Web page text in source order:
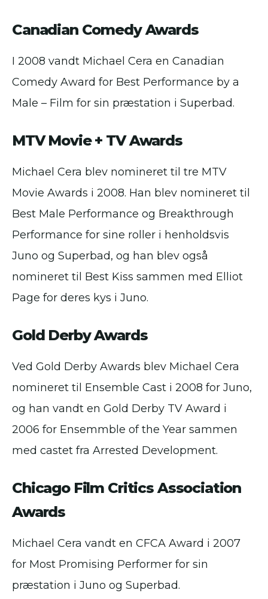
Canadian Comedy Awards
I 2008 vandt Michael Cera en Canadian
Comedy Award for Best Performance by a
Male – Film for sin præstation i Superbad.
MTV Movie + TV Awards
Michael Cera blev nomineret til tre MTV
Movie Awards i 2008. Han blev nomineret til
Best Male Performance og Breakthrough
Performance for sine roller i henholdsvis
Juno og Superbad, og han blev også
nomineret til Best Kiss sammen med Elliot
Page for deres kys i Juno.
Gold Derby Awards
Ved Gold Derby Awards blev Michael Cera
nomineret til Ensemble Cast i 2008 for Juno,
og han vandt en Gold Derby TV Award i
2006 for Ensemmble of the Year sammen
med castet fra Arrested Development.
Chicago Film Critics Association
Awards
Michael Cera vandt en CFCA Award i 2007
for Most Promising Performer for sin
præstation i Juno og Superbad.